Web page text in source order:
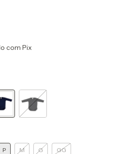
com Pix
P M G GG